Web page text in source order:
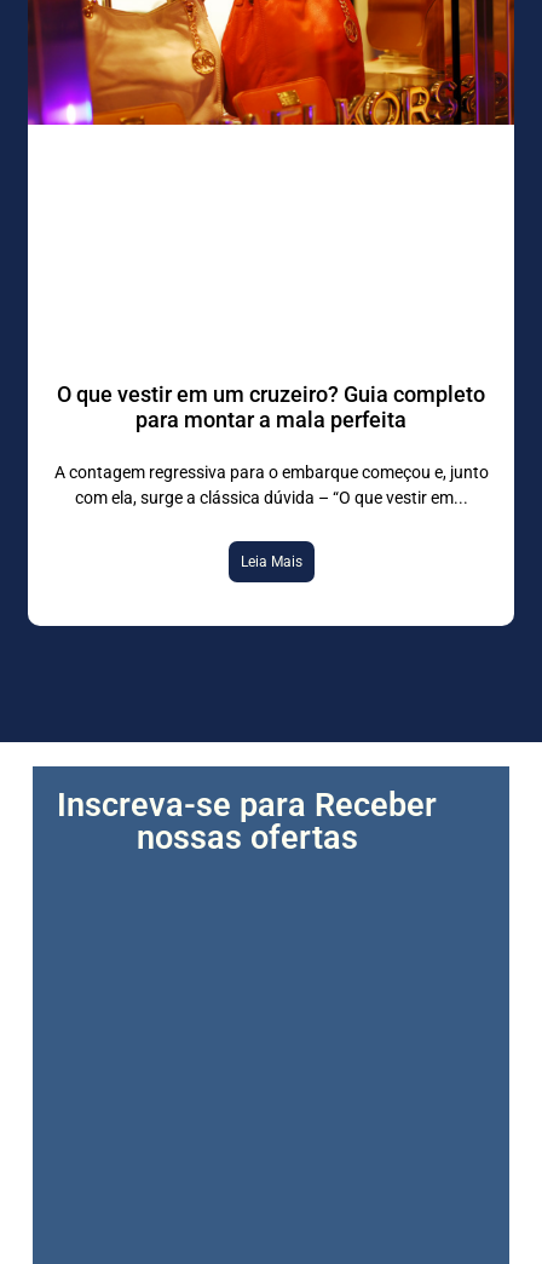
O que vestir em um cruzeiro? Guia completo
para montar a mala perfeita
A contagem regressiva para o embarque começou e, junto
com ela, surge a clássica dúvida – “O que vestir em
Leia Mais
Inscreva-se para Receber
nossas ofertas